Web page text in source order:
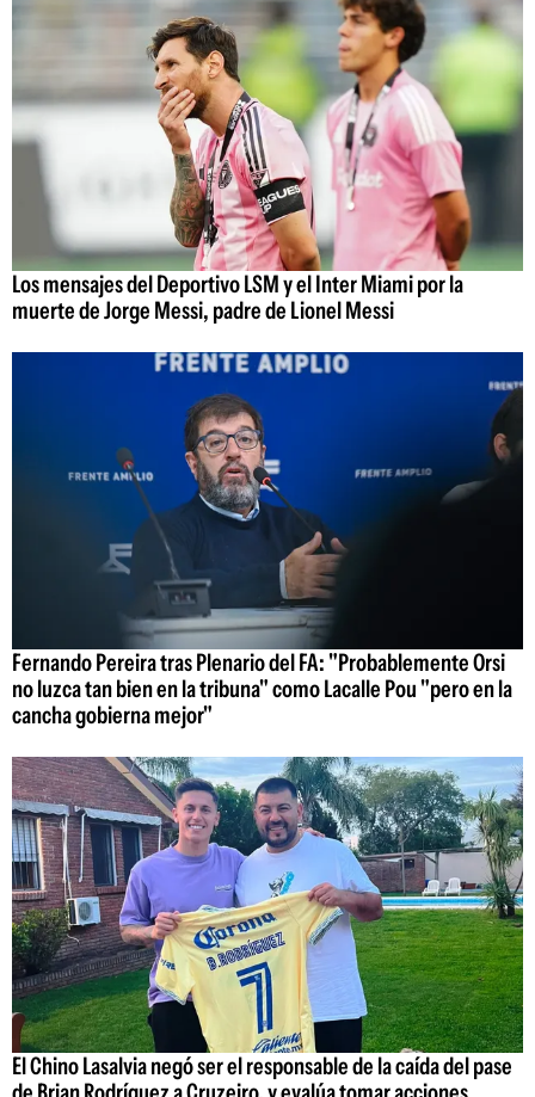
Los mensajes del Deportivo LSM y el Inter Miami por la
muerte de Jorge Messi, padre de Lionel Messi
Fernando Pereira tras Plenario del FA: "Probablemente Orsi
no luzca tan bien en la tribuna" como Lacalle Pou "pero en la
cancha gobierna mejor"
El Chino Lasalvia negó ser el responsable de la caída del pase